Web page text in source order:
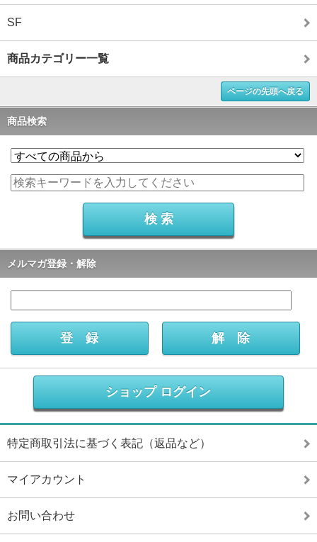
SF
商品カテゴリー一覧
ページの先頭へ戻る
商品検索
メルマガ登録・解除
ショップ ログイン
特定商取引法に基づく表記（返品など）
マイアカウント
お問い合わせ